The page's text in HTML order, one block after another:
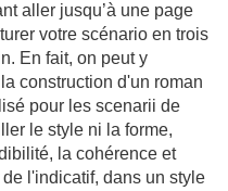
aller jusqu’à une page
votre scénario en trois
En fait, on peut y
construction d'un roman
pour les scenarii de
le style ni la forme,
la cohérence et
de l'indicatif, dans un style